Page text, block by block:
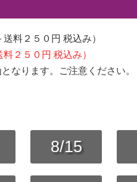
料２５０円 税込み）
２５０円 税込み）
なります。ご注意ください。
8/15